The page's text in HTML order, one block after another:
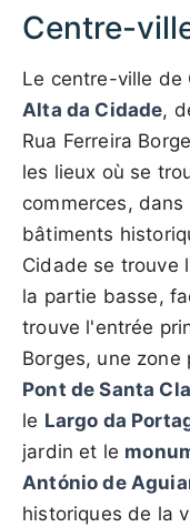
Centre-
Le centre-ville de
Alta da Cidade,
Rua Ferreira
les lieux où se
commerces,
bâtiments
Cidade se trouve
la partie basse,
trouve l'entrée
Borges, une
Pont de Santa
le Largo da
jardin et le
António de
historiques de la